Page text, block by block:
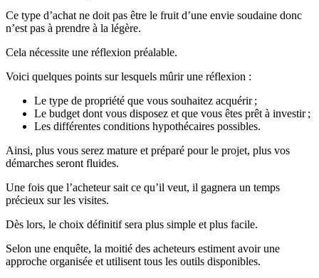
Ce type d’achat ne doit pas être le fruit d’une envie soudaine donc
n’est pas à prendre à la légère.
Cela nécessite une réflexion préalable.
Voici quelques points sur lesquels mûrir une réflexion :
Le type de propriété que vous souhaitez acquérir ;
Le budget dont vous disposez et que vous êtes prêt à investir ;
Les différentes conditions hypothécaires possibles.
Ainsi, plus vous serez mature et préparé pour le projet, plus vos
démarches seront fluides.
Une fois que l’acheteur sait ce qu’il veut, il gagnera un temps
précieux sur les visites.
Dès lors, le choix définitif sera plus simple et plus facile.
Selon une enquête, la moitié des acheteurs estiment avoir une
approche organisée et utilisent tous les outils disponibles.